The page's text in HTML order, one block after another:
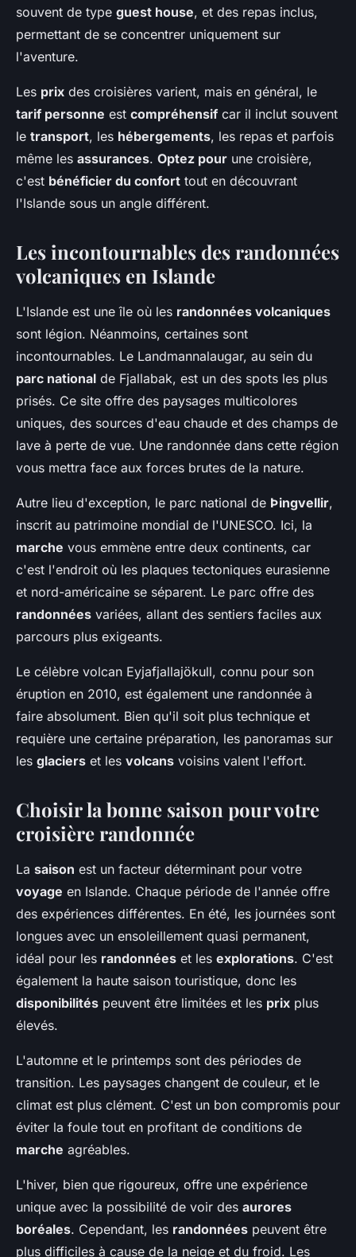
souvent de type guest house, et des repas inclus,
permettant de se concentrer uniquement sur
l'aventure.
Les prix des croisières varient, mais en général, le
tarif personne est compréhensif car il inclut souvent
le transport, les hébergements, les repas et parfois
même les assurances. Optez pour une croisière,
c'est bénéficier du confort tout en découvrant
l'Islande sous un angle différent.
Les incontournables des randonnées
volcaniques en Islande
L'Islande est une île où les randonnées volcaniques
sont légion. Néanmoins, certaines sont
incontournables. Le Landmannalaugar, au sein du
parc national de Fjallabak, est un des spots les plus
prisés. Ce site offre des paysages multicolores
uniques, des sources d'eau chaude et des champs de
lave à perte de vue. Une randonnée dans cette région
vous mettra face aux forces brutes de la nature.
Autre lieu d'exception, le parc national de Þingvellir,
inscrit au patrimoine mondial de l'UNESCO. Ici, la
marche vous emmène entre deux continents, car
c'est l'endroit où les plaques tectoniques eurasienne
et nord-américaine se séparent. Le parc offre des
randonnées variées, allant des sentiers faciles aux
parcours plus exigeants.
Le célèbre volcan Eyjafjallajökull, connu pour son
éruption en 2010, est également une randonnée à
faire absolument. Bien qu'il soit plus technique et
requière une certaine préparation, les panoramas sur
les glaciers et les volcans voisins valent l'effort.
Choisir la bonne saison pour votre
croisière randonnée
La saison est un facteur déterminant pour votre
voyage en Islande. Chaque période de l'année offre
des expériences différentes. En été, les journées sont
longues avec un ensoleillement quasi permanent,
idéal pour les randonnées et les explorations. C'est
également la haute saison touristique, donc les
disponibilités peuvent être limitées et les prix plus
élevés.
L'automne et le printemps sont des périodes de
transition. Les paysages changent de couleur, et le
climat est plus clément. C'est un bon compromis pour
éviter la foule tout en profitant de conditions de
marche agréables.
L'hiver, bien que rigoureux, offre une expérience
unique avec la possibilité de voir des aurores
boréales. Cependant, les randonnées peuvent être
plus difficiles à cause de la neige et du froid. Les